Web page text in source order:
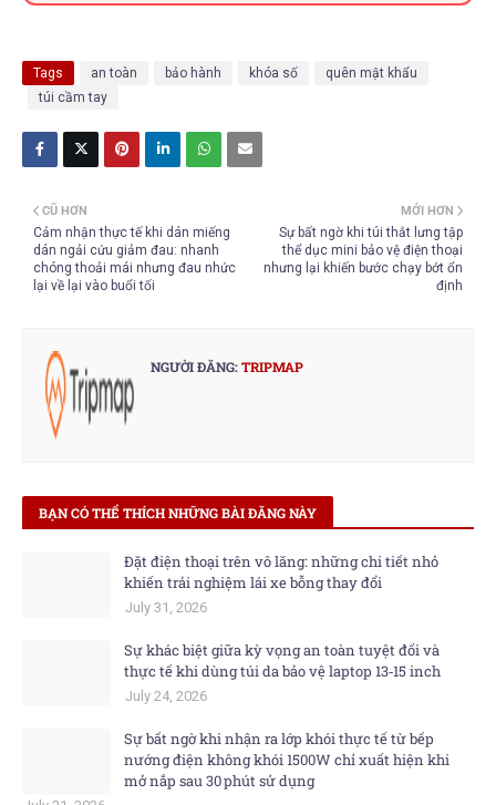
Tags an toàn bảo hành khóa số
quên mật khẩu
túi cầm tay
MỚI HƠN
Sự bất ngờ khi túi thắt lưng tập
thể dục mini bảo vệ điện thoại
nhưng lại khiến bước chạy bớt ổn
định
CŨ HƠN
Cảm nhận thực tế khi dán miếng
dán ngải cứu giảm đau: nhanh
chóng thoải mái nhưng đau nhức
lại về lại vào buổi tối
NGƯỜI ĐĂNG:TRIPMAP
BẠN CÓ THỂ THÍCH NHỮNG BÀI ĐĂNG NÀY
Đặt điện thoại trên vô lăng: những chi tiết nhỏ
khiến trải nghiệm lái xe bỗng thay đổi
July 31, 2026
Sự khác biệt giữa kỳ vọng an toàn tuyệt đối và
thực tế khi dùng túi da bảo vệ laptop 13‑15 inch
July 24, 2026
Sự bất ngờ khi nhận ra lớp khói thực tế từ bếp
nướng điện không khói 1500W chỉ xuất hiện khi
mở nắp sau 30 phút sử dụng